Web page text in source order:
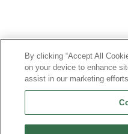
By clicking “Accept All
on your device to enhance
assist in our marketing